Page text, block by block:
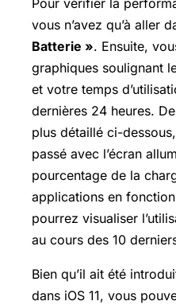
Pour vérifier la
vous n’avez qu’à aller
Batterie ». Ensuite,
graphiques soulignant
et votre temps
dernières 24 heures.
plus détaillé ci-
passé avec l’écran
pourcentage de la
applications en
pourrez visualiser
au cours des 10
Bien qu’il ait été
dans iOS 11, vous